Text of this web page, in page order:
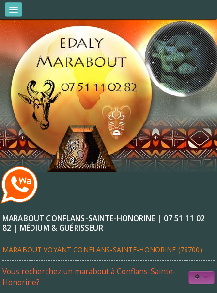
MARABOUT EDALY
AMOUR & COUPLES
AFFAIRES ET ARGENT
VITALITÉ ET RÉUSSITE
R.V & CONSULTATIONS
MARABOUT CONFLANS-SAINTE-HONORINE | 07 51 11 02
82 | MÉDIUM & GUÉRISSEUR
MARABOUT VOYANT CONFLANS-SAINTE-HONORINE (78700)
Vous recherchez un marabout à Conflans-Sainte-
Honorine?